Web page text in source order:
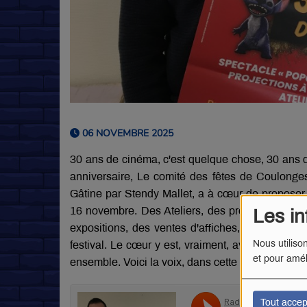
Les
Nous
et pour
Tout
06 NOVEMBRE 2025
30 ans de cinéma, c'est quelque chose, 30 ans
anniversaire, Le comité des fêtes de
Gâtine par Stendy Mallet, a à cœur de
16 novembre. Des Ateliers, des projections,
expositions, des ventes d'affiches, toute la
festival. Le cœur y est, vraiment, avec un
ensemble. Voici la voix, dans cette nouvelle